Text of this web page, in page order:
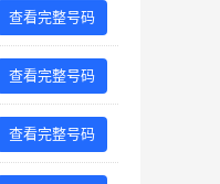
查看完整号码
查看完整号码
查看完整号码